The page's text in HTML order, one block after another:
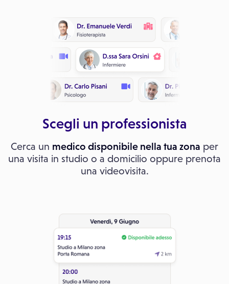
Scegli un professionista
Cerca un medico disponibile nella tua zona per
una visita in studio o a domicilio oppure prenota
una videovisita.